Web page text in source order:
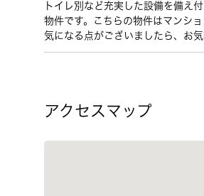
トイレ別など充実した設備を備え
物件です。こちらの物件はマンシ
気になる点がございましたら、お
アクセスマップ